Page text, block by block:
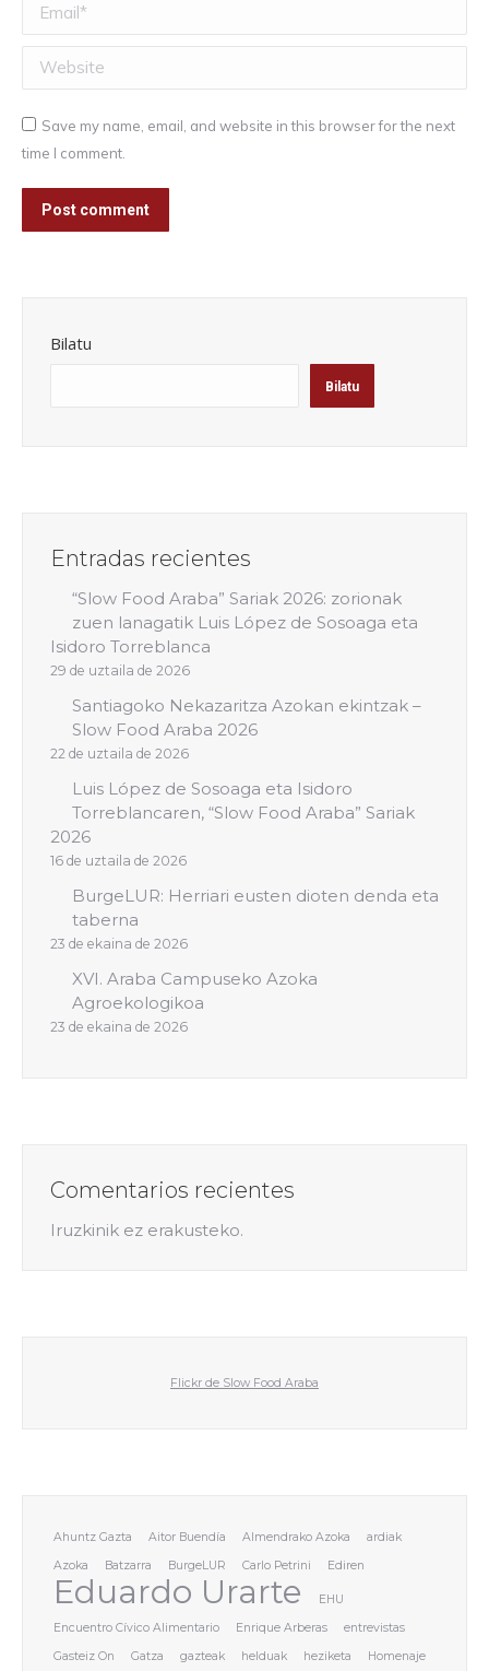
Email *
Website
Save my name, email, and website in this browser for the next
time I comment.
Post comment
Bilatu
Bilatu
Entradas recientes
“Slow Food Araba” Sariak 2026: zorionak
zuen lanagatik Luis López de Sosoaga eta
Isidoro Torreblanca
29 de uztaila de 2026
Santiagoko Nekazaritza Azokan ekintzak –
Slow Food Araba 2026
22 de uztaila de 2026
Luis López de Sosoaga eta Isidoro
Torreblancaren, “Slow Food Araba” Sariak
2026
16 de uztaila de 2026
BurgeLUR: Herriari eusten dioten denda eta
taberna
23 de ekaina de 2026
XVI. Araba Campuseko Azoka
Agroekologikoa
23 de ekaina de 2026
Comentarios recientes
Iruzkinik ez erakusteko.
Flickr de Slow Food Araba
Ahuntz Gazta Aitor Buendía Almendrako Azoka
ardiak
Azoka
Batzarra BurgeLUR Carlo Petrini Ediren
Eduardo Urarte
EHU
Encuentro Cívico Alimentario
Enrique Arberas
entrevistas
Gasteiz On
Gatza gazteak helduak heziketa Homenaje